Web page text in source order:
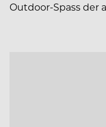
Outdoor-Spass der